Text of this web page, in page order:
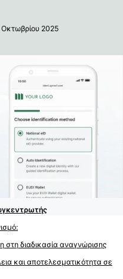
Οκτωβρίου 2025
στη διαδικασία αναγνώρισης
και αποτελεσματικότητα σε